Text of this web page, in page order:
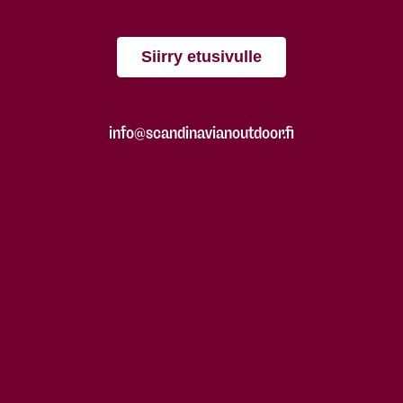
Siirry etusivulle
info@scandinavianoutdoor.fi